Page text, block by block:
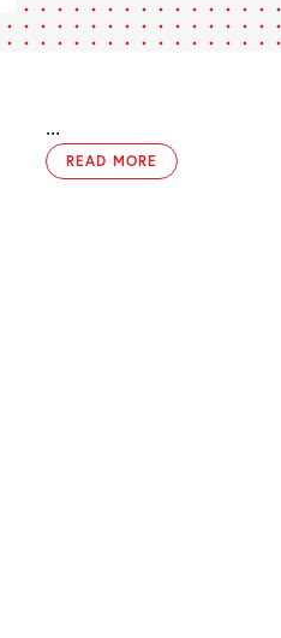
...
READ MORE